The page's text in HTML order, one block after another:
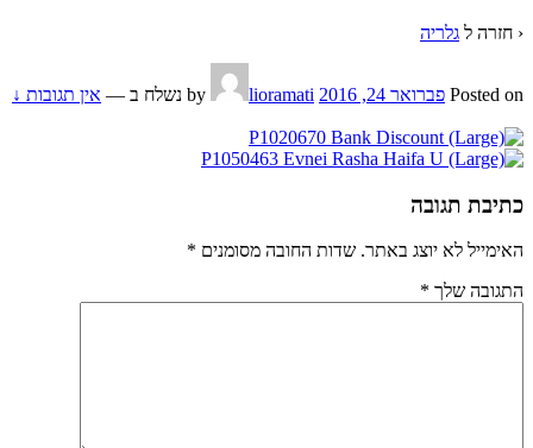
‹ חזרה ל גלריה
Posted on פברואר 24, 2016 lioramati נשלח ב — אין תגובות ↓
כתיבת תגובה
האימייל לא יוצג באתר. שדות החובה מסומנים *
התגובה שלך *